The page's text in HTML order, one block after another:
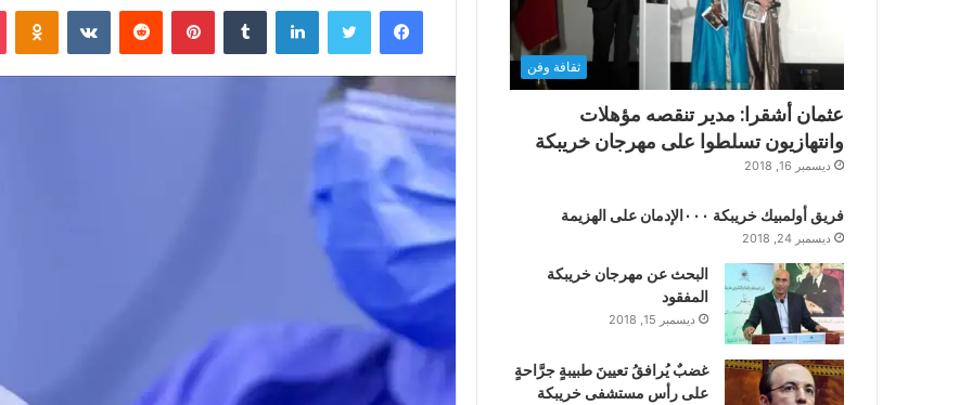
فيسبوك تويتر لينكدإن بينتيريست
ثقافة وفن
عثمان أشقرا: مدير تنقصه مؤهلات
وانتهازيون تسلطوا على مهرجان خريبكة
ديسمبر 16, 2018
فريق أولمبيك خريبكة ٠٠٠الإدمان على الهزيمة
ديسمبر 24, 2018
البحث عن مهرجان خريبكة
المفقود
ديسمبر 15, 2018
غضبٌ يُرافقُ تعيينَ طبيبةٍ جرَّاحةٍ
على رأس مستشفى خريبكة